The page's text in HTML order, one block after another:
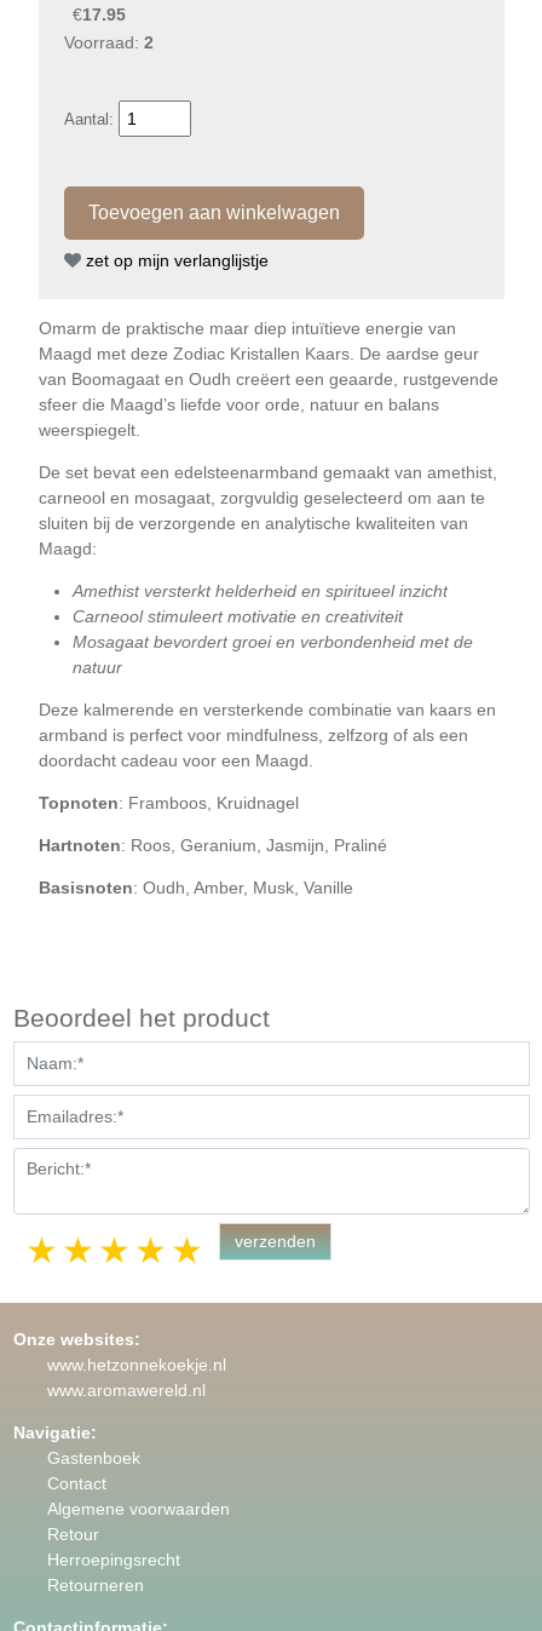
€17.95
Voorraad: 2
Aantal:
zet op mijn verlanglijstje
Omarm de praktische maar diep intuïtieve energie van
Maagd met deze Zodiac Kristallen Kaars. De aardse geur
van Boomagaat en Oudh creëert een geaarde, rustgevende
sfeer die Maagd’s liefde voor orde, natuur en balans
weerspiegelt.
De set bevat een edelsteenarmband gemaakt van amethist,
carneool en mosagaat, zorgvuldig geselecteerd om aan te
sluiten bij de verzorgende en analytische kwaliteiten van
Maagd:
Amethist versterkt helderheid en spiritueel inzicht
Carneool stimuleert motivatie en creativiteit
Mosagaat bevordert groei en verbondenheid met de
natuur
Deze kalmerende en versterkende combinatie van kaars en
armband is perfect voor mindfulness, zelfzorg of als een
doordacht cadeau voor een Maagd.
Topnoten: Framboos, Kruidnagel
Hartnoten: Roos, Geranium, Jasmijn, Praliné
Basisnoten: Oudh, Amber, Musk, Vanille
Beoordeel het product
5 stars
4 stars
3 stars
2 stars
1 star
Onze websites:
www.hetzonnekoekje.nl
www.aromawereld.nl
Navigatie:
Gastenboek
Contact
Algemene voorwaarden
Retour
Herroepingsrecht
Retourneren